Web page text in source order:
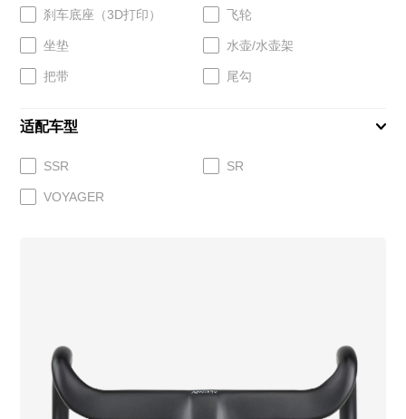
刹车底座（3D打印） 飞轮
坐垫 水壶/水壶架
把带 尾勾
适配车型
SSR SR
VOYAGER